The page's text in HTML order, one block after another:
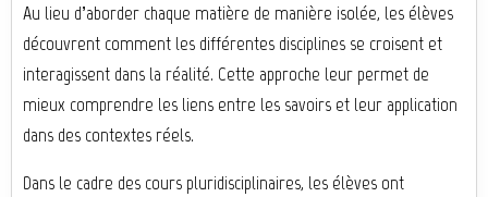
Au lieu d’aborder chaque matière de manière isolée, les élèves
découvrent comment les différentes disciplines se croisent et
interagissent dans la réalité. Cette approche leur permet de
mieux comprendre les liens entre les savoirs et leur application
dans des contextes réels.
Dans le cadre des cours pluridisciplinaires, les élèves ont